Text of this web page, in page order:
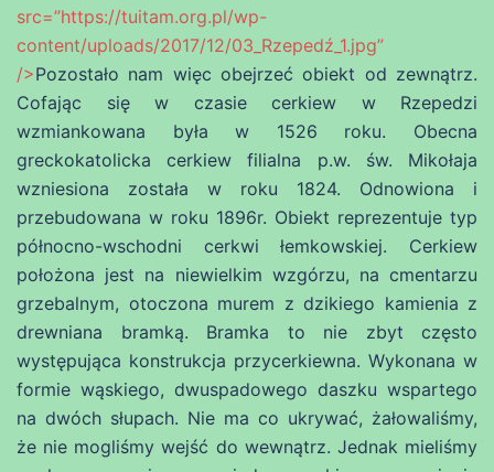
src=”https://tuitam.org.pl/wp-
content/uploads/2017/12/03_Rzepedź_1.jpg”
/>Pozostało nam więc obejrzeć obiekt od zewnątrz.
Cofając się w czasie cerkiew w Rzepedzi
wzmiankowana była w 1526 roku. Obecna
greckokatolicka cerkiew filialna p.w. św. Mikołaja
wzniesiona została w roku 1824. Odnowiona i
przebudowana w roku 1896r. Obiekt reprezentuje typ
północno-wschodni cerkwi łemkowskiej. Cerkiew
położona jest na niewielkim wzgórzu, na cmentarzu
grzebalnym, otoczona murem z dzikiego kamienia z
drewniana bramką. Bramka to nie zbyt często
występująca konstrukcja przycerkiewna. Wykonana w
formie wąskiego, dwuspadowego daszku wspartego
na dwóch słupach. Nie ma co ukrywać, żałowaliśmy,
że nie mogliśmy wejść do wewnątrz. Jednak mieliśmy